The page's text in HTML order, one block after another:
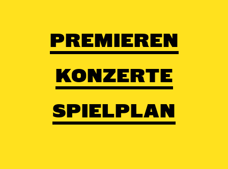
PREMIEREN
KONZERTE
SPIELPLAN